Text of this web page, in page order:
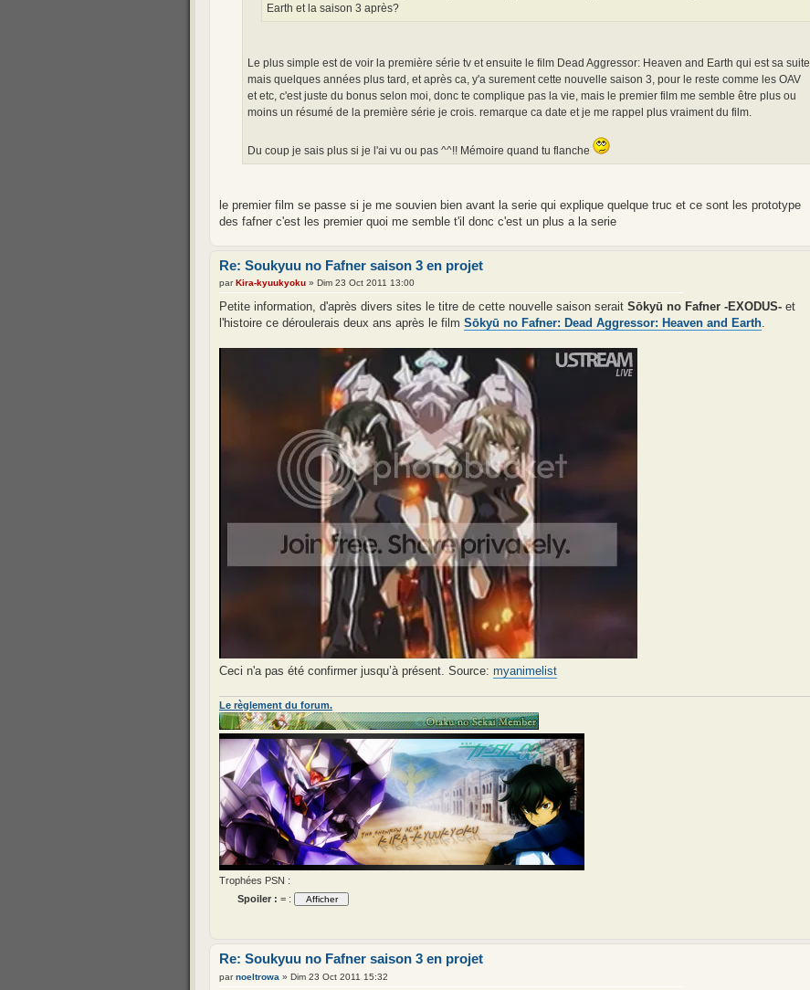
Earth et la saison 3 après?
Le plus simple est de voir la première série tv et ensuite le film Dead Aggressor: Heaven and Earth qui est sa suite
mais quelques années plus tard, et après ca, y'a surement cette nouvelle saison 3, pour le reste comme les OAV
et etc, c'est juste du bonus selon moi, donc te complique pas la vie, mais le premier film me semble être plus ou
moins un résumé de la première série je crois. remarque ca date et je me rappel plus vraiment du film.
Du coup je sais plus si je l'ai vu ou pas ^^!! Mémoire quand tu flanche
le premier film se passe si je me souvien bien avant la serie qui explique quelque truc et ce sont les prototype
des fafner c'est les premier quoi me semble t'il donc c'est un plus a la serie
Re: Soukyuu no Fafner saison 3 en projet
parKira-kyuukyoku » Dim 23 Oct 2011 13:00
Petite information, d'après divers sites le titre de cette nouvelle saison serait Sōkyū no Fafner -EXODUS- et
l'histoire ce déroulerais deux ans après le film Sōkyū no Fafner: Dead Aggressor: Heaven and Earth.
Ceci n'a pas été confirmer jusqu’à présent. Source: myanimelist
Le règlement du forum.
Trophées PSN :
Spoiler : = :
Re: Soukyuu no Fafner saison 3 en projet
parnoeltrowa » Dim 23 Oct 2011 15:32